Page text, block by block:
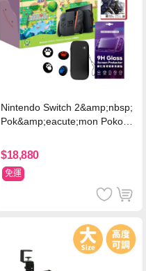
Nintendo Switch 2&amp;nbsp;
Pok&amp;eacute;mon Pokopi
影機+人機迷網
$18,880
免運